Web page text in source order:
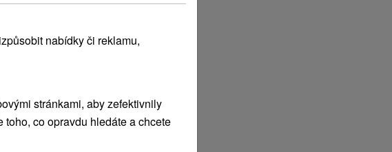
nabídky či reklamu,
stránkami, aby zefektivnily
co opravdu hledáte a chcete